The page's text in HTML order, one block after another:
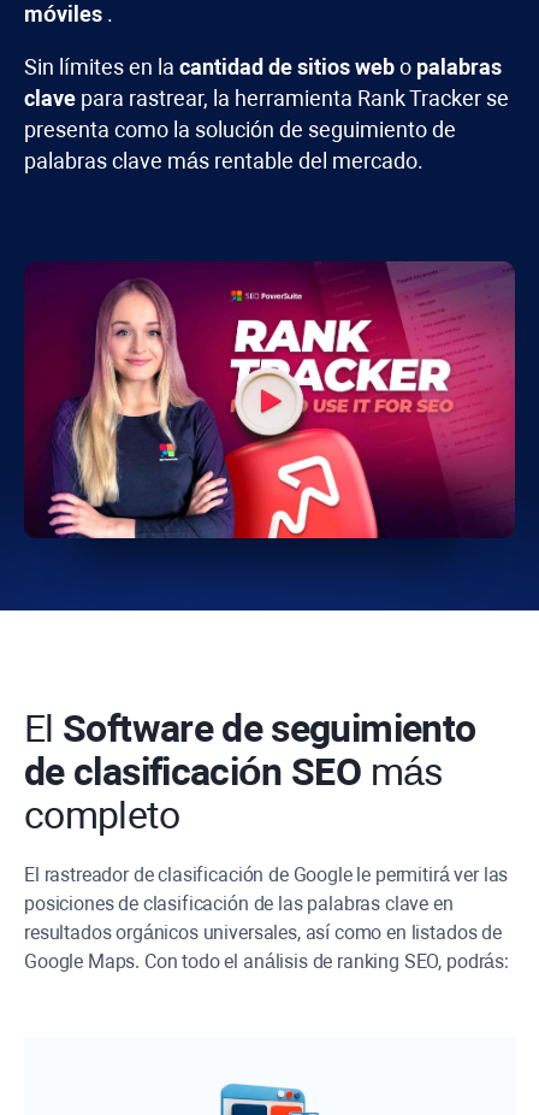
móviles .
Sin límites en la cantidad de sitios webo palabras
clave para rastrear, la herramienta Rank Tracker se
presenta como la solución de seguimiento de
palabras clave más rentable del mercado.
El Software de seguimiento
de clasificación SEO más
completo
El rastreador de clasificación de Google le permitirá ver las
posiciones de clasificación de las palabras clave en
resultados orgánicos universales, así como en listados de
Google Maps. Con todo el análisis de ranking SEO, podrás: